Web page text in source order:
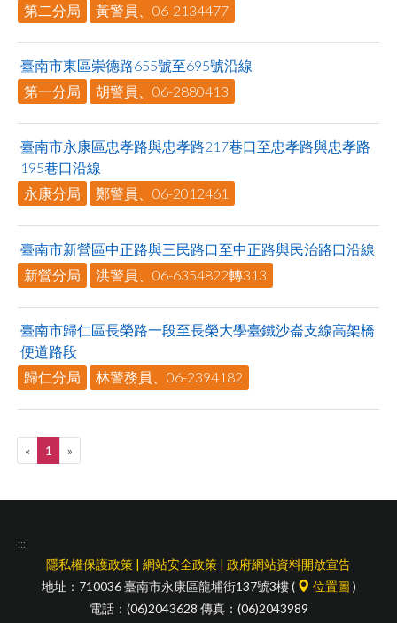
第二分局
黃警員、06-2134477
臺南市東區崇德路655號至695號沿線
第一分局
胡警員、06-2880413
臺南市永康區忠孝路與忠孝路217巷口至忠孝路與忠孝路
195巷口沿線
永康分局
鄭警員、06-2012461
臺南市新營區中正路與三民路口至中正路與民治路口沿線
新營分局
洪警員、06-6354822轉313
臺南市歸仁區長榮路一段至長榮大學臺鐵沙崙支線高架橋
便道路段
歸仁分局
林警務員、06-2394182
« 1 »
:::
隱私權保護政策 | 網站安全政策 | 政府網站資料開放宣告
地址：710036 臺南市永康區龍埔街137號3樓 (
位置圖 )
電話：(06)2043628 傳真：(06)2043989